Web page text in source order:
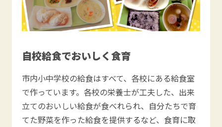
自校給食でおいしく食育
市内小中学校の給食はすべて、各校にある給食室
で作っています。各校の栄養士が工夫した、出来
立てのおいしい給食が食べれられ、自分たちで育
てた野菜を作った給食を提供するなど、食育に取